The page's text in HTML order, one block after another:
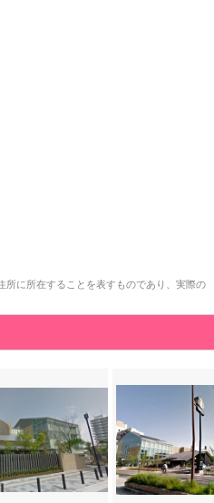
に所在することを表すものであり、実際の